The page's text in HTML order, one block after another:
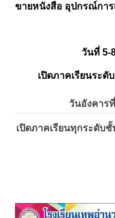
ขายหนังสือ อุปกรณ์การ
วันที่ 5-
เปิดภาคเรียนระดั
วันอังคาร
เปิดภาคเรียนทุกระดับ